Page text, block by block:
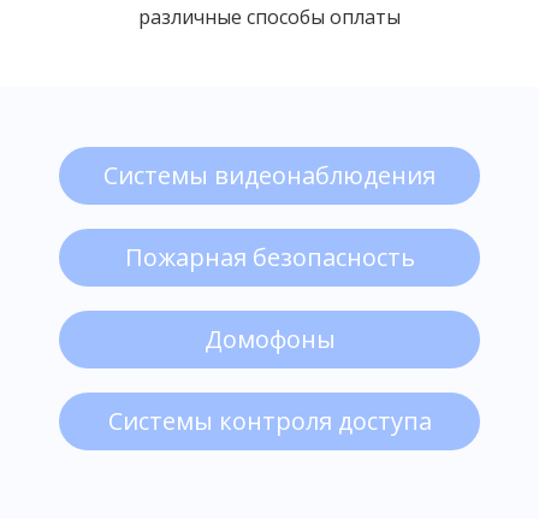
различные способы оплаты
Системы видеонаблюдения
Пожарная безопасность
Домофоны
Системы контроля доступа